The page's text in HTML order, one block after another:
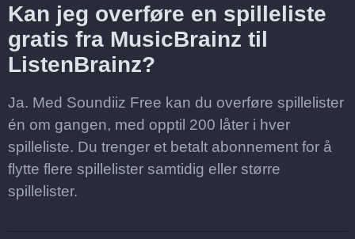
Kan jeg overføre en spilleliste
gratis fra MusicBrainz til
ListenBrainz?
Ja. Med Soundiiz Free kan du overføre spillelister
én om gangen, med opptil 200 låter i hver
spilleliste. Du trenger et betalt abonnement for å
flytte flere spillelister samtidig eller større
spillelister.